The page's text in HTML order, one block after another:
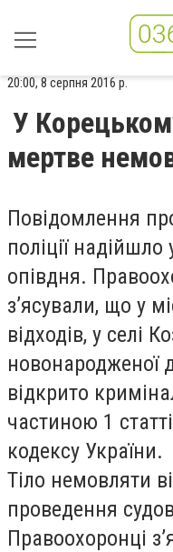
20:00, 8 серпня 2016 р.
У
мертве
Повідомлення
поліції
опівдня.
з’ясували, що у
відходів, у селі
новонародженої
відкрито
частиною 1
кодексу України.
Тіло немовляти
проведення
Правоохоронці